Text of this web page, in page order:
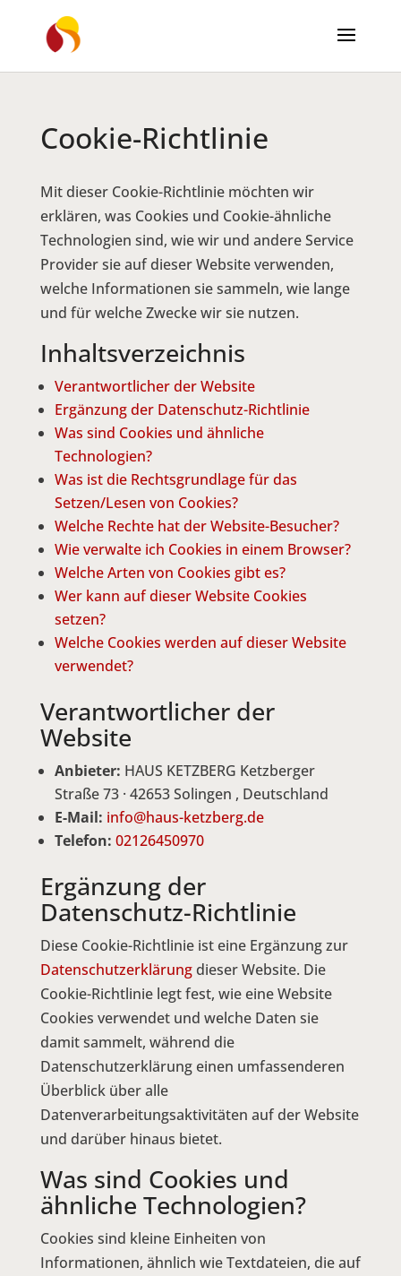
Cookie-Richtlinie
Mit dieser Cookie-Richtlinie möchten wir
erklären, was Cookies und Cookie-ähnliche
Technologien sind, wie wir und andere Service
Provider sie auf dieser Website verwenden,
welche Informationen sie sammeln, wie lange
und für welche Zwecke wir sie nutzen.
Inhaltsverzeichnis
Verantwortlicher der Website
Ergänzung der Datenschutz-Richtlinie
Was sind Cookies und ähnliche
Technologien?
Was ist die Rechtsgrundlage für das
Setzen/Lesen von Cookies?
Welche Rechte hat der Website-Besucher?
Wie verwalte ich Cookies in einem Browser?
Welche Arten von Cookies gibt es?
Wer kann auf dieser Website Cookies
setzen?
Welche Cookies werden auf dieser Website
verwendet?
Verantwortlicher der
Website
Anbieter: HAUS KETZBERG Ketzberger
Straße 73 · 42653 Solingen , Deutschland
E-Mail: info@haus-ketzberg.de
Telefon: 02126450970
Ergänzung der
Datenschutz-Richtlinie
Diese Cookie-Richtlinie ist eine Ergänzung zur
Datenschutzerklärungdieser Website. Die
Cookie-Richtlinie legt fest, wie eine Website
Cookies verwendet und welche Daten sie
damit sammelt, während die
Datenschutzerklärung einen umfassenderen
Überblick über alle
Datenverarbeitungsaktivitäten auf der Website
und darüber hinaus bietet.
Was sind Cookies und
ähnliche Technologien?
Cookies sind kleine Einheiten von
Informationen, ähnlich wie Textdateien, die auf